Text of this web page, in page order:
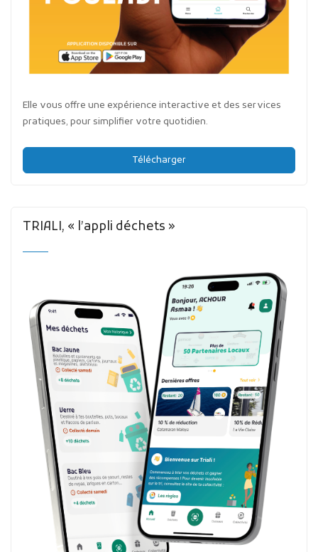
Elle vous offre une expérience interactive et des services
pratiques, pour simplifier votre quotidien.
Télécharger
TRIALI, « l’appli déchets »